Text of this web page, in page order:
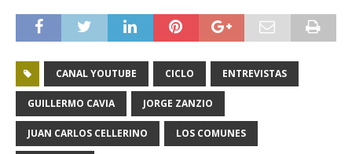
CANAL YOUTUBE CICLO ENTREVISTAS
GUILLERMO CAVIA JORGE ZANZIO
JUAN CARLOS CELLERINO LOS COMUNES